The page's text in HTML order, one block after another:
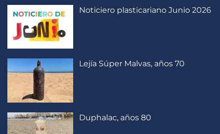
Noticiero plasticariano Junio 2026
Lejía Súper Malvas, años 70
Duphalac, años 80